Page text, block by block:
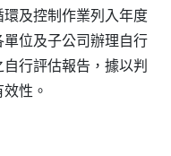
及控制作業列入年度
位及子公司辦理自行
行評估報告，據以判
性。